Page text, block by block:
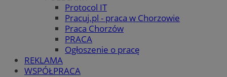
Protocol IT
Pracuj.pl - praca w Chorzowie
Praca Chorzów
PRACA
Ogłoszenie o pracę
REKLAMA
WSPÓŁPRACA